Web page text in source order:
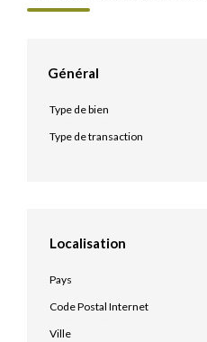
Général
Type de bien
Type de transaction
Localisation
Pays
Code Postal Internet
Ville